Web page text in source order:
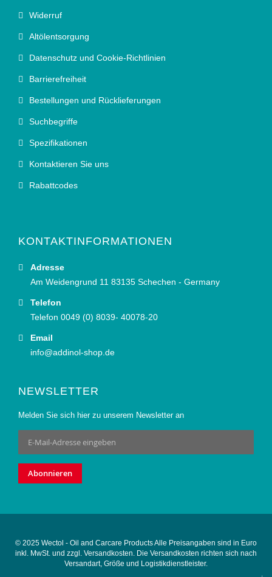
Widerruf
Altölentsorgung
Datenschutz und Cookie-Richtlinien
Barrierefreiheit
Bestellungen und Rücklieferungen
Suchbegriffe
Spezifikationen
Kontaktieren Sie uns
Rabattcodes
KONTAKTINFORMATIONEN
Adresse
Am Weidengrund 11 83135 Schechen - Germany
Telefon
Telefon 0049 (0) 8039- 40078-20
Email
info@addinol-shop.de
NEWSLETTER
Melden Sie sich hier zu unserem Newsletter an
Anmeldung
zum
Newsletter:
Abonnieren
© 2025 Wectol - Oil and Carcare Products Alle Preisangaben sind in Euro
inkl. MwSt. und zzgl. Versandkosten. Die Versandkosten richten sich nach
Versandart, Größe und Logistikdienstleister.
.